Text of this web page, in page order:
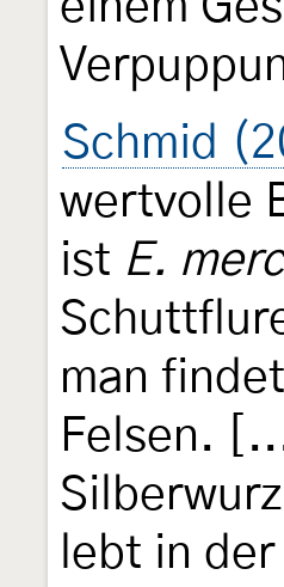
Schmid
wertvolle
ist E.
man
Felsen.
lebt in